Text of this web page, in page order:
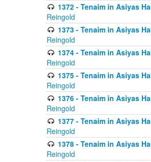
1372 - Tenaim in Asiyas
Reingold
1373 - Tenaim in Asiyas
Reingold
1374 - Tenaim in Asiyas
Reingold
1375 - Tenaim in Asiyas
Reingold
1376 - Tenaim in Asiyas
Reingold
1377 - Tenaim in Asiyas
Reingold
1378 - Tenaim in Asiyas
Reingold